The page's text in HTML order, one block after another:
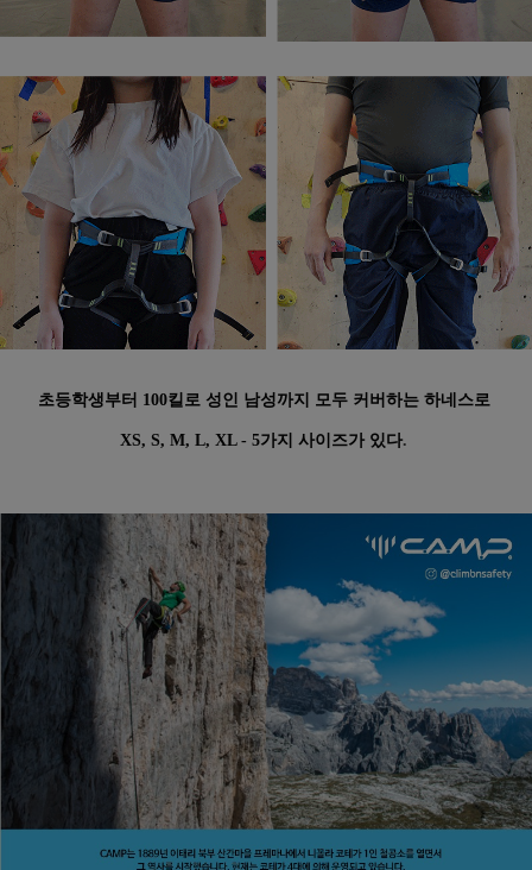
초등학생부터 100킬로 성인 남성까지 모두 커버하는 하네스로
XS, S, M, L, XL - 5가지 사이즈가 있다.